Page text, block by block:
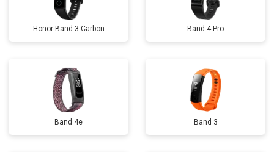
Honor Band 3 Carbon Band 4 Pro
Band 4e Band 3